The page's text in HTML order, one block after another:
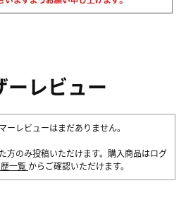
ーレビュー
ーレビューはまだありません。
方のみ投稿いただけます。購入商品はログ
一覧 からご確認いただけます。